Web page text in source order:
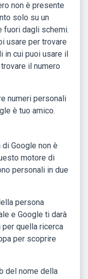
non è presente
solo su un
fuori dagli schemi.
usare per trovare
in cui puoi usare il
il numero
numeri personali
è tuo amico.
Google non è
motore di
personali in due
persona
e Google ti darà
quella ricerca
per scoprire
del nome della